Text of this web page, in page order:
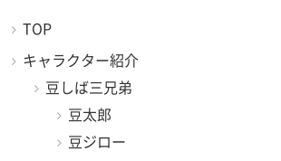
TOP
キャラクター紹介
豆しば三兄弟
豆太郎
豆ジロー